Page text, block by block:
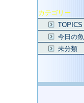
カテゴリー
TOPICS
今日の魚
未分類